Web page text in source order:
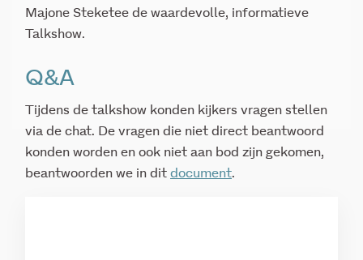
Majone Steketee de waardevolle, informatieve
Talkshow.
Q&A
Tijdens de talkshow konden kijkers vragen stellen
via de chat. De vragen die niet direct beantwoord
konden worden en ook niet aan bod zijn gekomen,
beantwoorden we in dit document.